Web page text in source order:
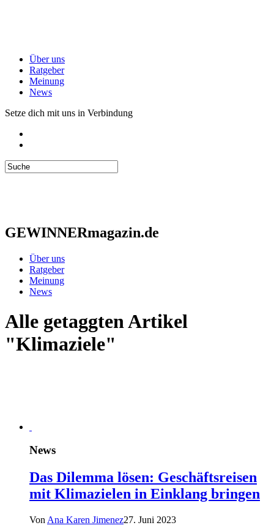
Über uns
Ratgeber
Meinung
News
Setze dich mit uns in Verbindung
GEWINNERmagazin.de
Über uns
Ratgeber
Meinung
News
Alle getaggten Artikel
"Klimaziele"
News
Das Dilemma lösen: Geschäftsreisen
mit Klimazielen in Einklang bringen
Von Ana Karen Jimenez27. Juni 2023